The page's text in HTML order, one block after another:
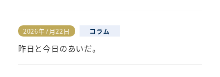
昨日と今日のあいだ。
投稿日
2026年7月22日 コラム